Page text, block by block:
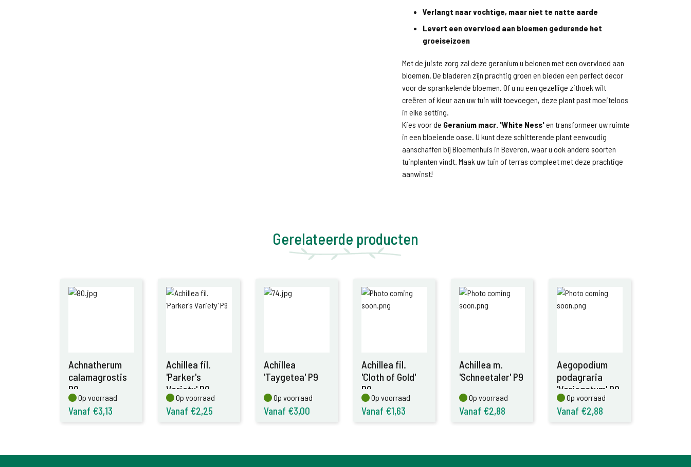
Verlangt naar vochtige, maar niet te natte aarde
Levert een overvloed aan bloemen gedurende het
groeiseizoen
Met de juiste zorg zal deze geranium u belonen met een overvloed aan
bloemen. De bladeren zijn prachtig groen en bieden een perfect decor
voor de sprankelende bloemen. Of u nu een gezellige zithoek wilt
creëren of kleur aan uw tuin wilt toevoegen, deze plant past moeiteloos
in elke setting.
Kies voor de Geranium macr. 'White Ness'en transformeer uw ruimte
in een bloeiende oase. U kunt deze schitterende plant eenvoudig
aanschaffen bij Bloemenhuis in Beveren, waar u ook andere soorten
tuinplanten vindt. Maak uw tuin of terras compleet met deze prachtige
aanwinst!
Gerelateerde producten
Achnatherum
calamagrostis
P9
Op voorraad
Op voorraad
Vanaf €3,13
Achillea fil.
'Parker's
Variety' P9
Op voorraad
Op voorraad
Vanaf €2,25
Achillea
'Taygetea' P9
Op voorraad
Op voorraad
Vanaf €3,00
Achillea fil.
'Cloth of Gold'
P9
Op voorraad
Op voorraad
Vanaf €1,63
Achillea m.
'Schneetaler' P9
Op voorraad
Op voorraad
Vanaf €2,88
Aegopodium
podagraria
'Variegatum' P9
Op voorraad
Op voorraad
Vanaf €2,88